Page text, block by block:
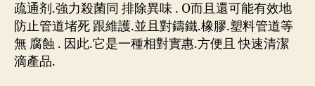
疏通剂.強力殺菌同 排除異味 . O而且還可能有效地
防止管道堵死 跟維護.並且對鑄鐵.橡膠.塑料管道等
無 腐蝕 . 因此.它是一種相對實惠.方便且 快速清潔
滴產品.